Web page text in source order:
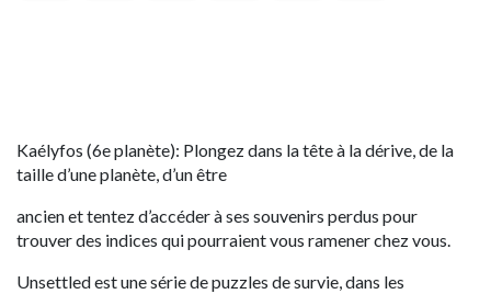
Kaélyfos (6e planète): Plongez dans la tête à la dérive, de la
taille d’une planète, d’un être
ancien et tentez d’accéder à ses souvenirs perdus pour
trouver des indices qui pourraient vous ramener chez vous.
Unsettled est une série de puzzles de survie, dans les